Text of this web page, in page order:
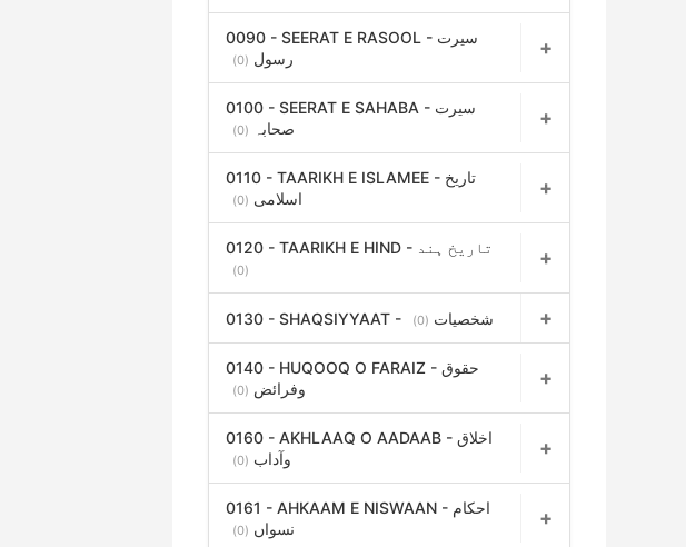
0090 - SEERAT E RASOOL - سیرت
رسول (0)
0100 - SEERAT E SAHABA - سیرت
صحابہ
(0)
0110 - TAARIKH E ISLAMEE - تاریخ
اسلامی (0)
0120 - TAARIKH E HIND - تاریخ ہند
(0)
0130 - SHAQSIYYAAT - شخصیات (0)
0140 - HUQOOQ O FARAIZ - حقوق
وفرائض (0)
0160 - AKHLAAQ O AADAAB - اخلاق
وآداب (0)
0161 - AHKAAM E NISWAAN - احکام
نسواں (0)